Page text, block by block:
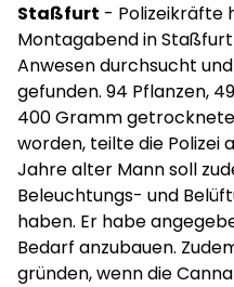
Staßfurt - Polizeikräfte
Montagabend in
Anwesen durchsucht
gefunden. 94 Pflanzen,
400 Gramm
worden, teilte die Polizei
Jahre alter Mann soll
Beleuchtungs- und
haben. Er habe
Bedarf anzubauen.
gründen, wenn die